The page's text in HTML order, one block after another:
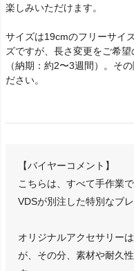
楽しみいただけます。
サイズは19cmのフリーサイ
ズですが、長さ変更をご希
（納期：約2〜3週間）。そ
ださい。
【バイヤーコメント】
こちらは、すべて手作業
VDSが別注した特別なブレ
オリジナルアクセサリー
が、その分、素材や耐久